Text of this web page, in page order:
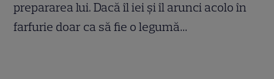
prepararea lui. Dacă îl iei și îl arunci acolo în
farfurie doar ca să fie o legumă…